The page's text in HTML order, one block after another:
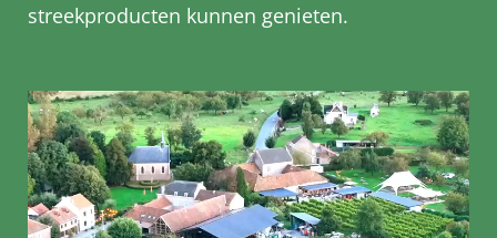
streekproducten kunnen genieten.